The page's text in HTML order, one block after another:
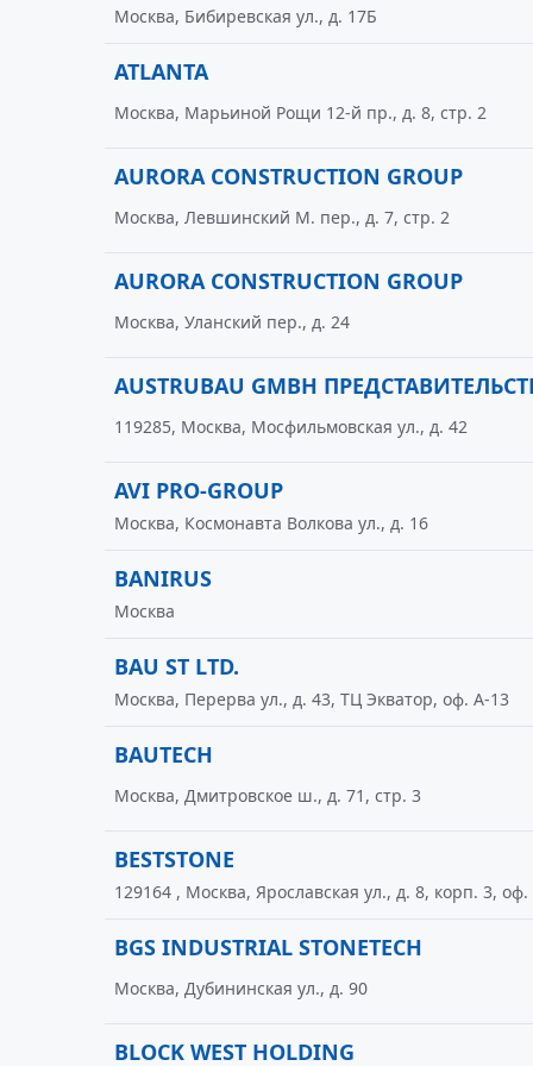
Москва, Бибиревская ул., д. 17Б
ATLANTA
Москва, Марьиной Рощи 12-й пр., д. 8, стр. 2
AURORA CONSTRUCTION GROUP
Москва, Левшинский М. пер., д. 7, стр. 2
AURORA CONSTRUCTION GROUP
Москва, Уланский пер., д. 24
AUSTRUBAU GMBH
119285, Москва, Мосфильмовская ул., д. 42
AVI PRO-GROUP
Москва, Космонавта Волкова ул., д. 16
BANIRUS
Москва
BAU ST LTD.
Москва, Перерва ул., д. 43, ТЦ Экватор, оф. А-13
BAUTECH
Москва, Дмитровское ш., д. 71, стр. 3
BESTSTONE
129164 , Москва, Ярославская ул., д. 8, корп. 3, оф.
BGS INDUSTRIAL STONETECH
Москва, Дубининская ул., д. 90
BLOCK WEST HOLDING